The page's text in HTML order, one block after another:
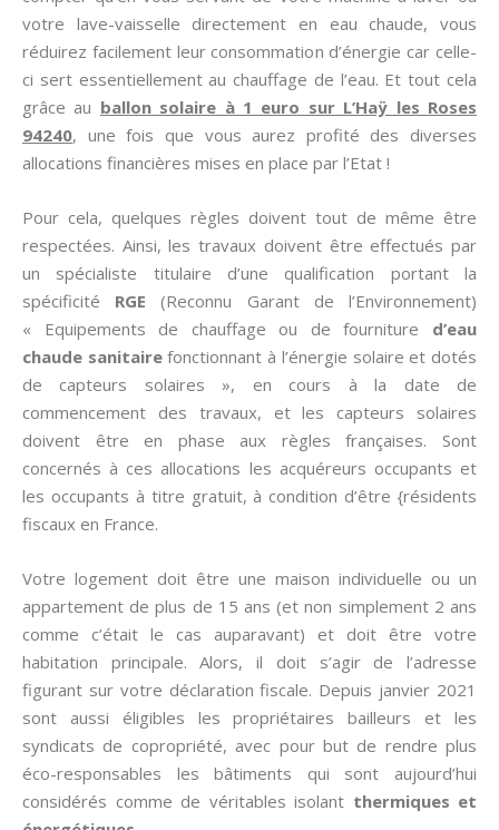
votre lave-vaisselle directement en eau chaude, vous
réduirez facilement leur consommation d’énergie car celle-
ci sert essentiellement au chauffage de l’eau. Et tout cela
grâce au ballon solaire à 1 euro sur L’Haÿ les Roses
94240, une fois que vous aurez profité des diverses
allocations financières mises en place par l’Etat !
Pour cela, quelques règles doivent tout de même être
respectées. Ainsi, les travaux doivent être effectués par
un spécialiste titulaire d’une qualification portant la
spécificité RGE(Reconnu Garant de l’Environnement)
« Equipements de chauffage ou de fourniture d’eau
chaude sanitairefonctionnant à l’énergie solaire et dotés
de capteurs solaires », en cours à la date de
commencement des travaux, et les capteurs solaires
doivent être en phase aux règles françaises. Sont
concernés à ces allocations les acquéreurs occupants et
les occupants à titre gratuit, à condition d’être {résidents
fiscaux en France.
Votre logement doit être une maison individuelle ou un
appartement de plus de 15 ans (et non simplement 2 ans
comme c’était le cas auparavant) et doit être votre
habitation principale. Alors, il doit s’agir de l’adresse
figurant sur votre déclaration fiscale. Depuis janvier 2021
sont aussi éligibles les propriétaires bailleurs et les
syndicats de copropriété, avec pour but de rendre plus
éco-responsables les bâtiments qui sont aujourd’hui
considérés comme de véritables isolant thermiques et